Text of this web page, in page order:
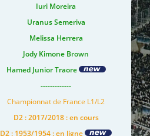
Iuri Moreira
Uranus Semeriva
Melissa Herrera
Jody Kimone Brown
Hamed Junior Traore
-------------
Championnat de France L1/L2
D2 : 2017/2018 : en cours
D2 : 1953/1954 : en ligne